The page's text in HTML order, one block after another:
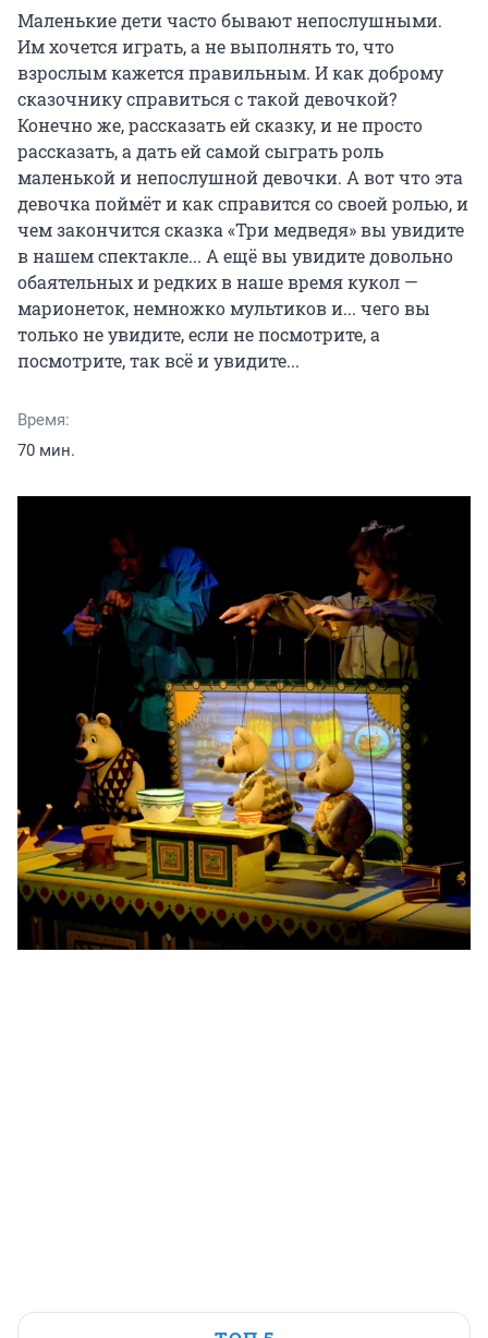
Маленькие дети часто бывают непослушными.
Им хочется играть, а не выполнять то, что
взрослым кажется правильным. И как доброму
сказочнику справиться с такой девочкой?
Конечно же, рассказать ей сказку, и не просто
рассказать, а дать ей самой сыграть роль
маленькой и непослушной девочки. А вот что эта
девочка поймёт и как справится со своей ролью, и
чем закончится сказка «Три медведя» вы увидите
в нашем спектакле... А ещё вы увидите довольно
обаятельных и редких в наше время кукол —
марионеток, немножко мультиков и... чего вы
только не увидите, если не посмотрите, а
посмотрите, так всё и увидите...
Время:
70 мин.